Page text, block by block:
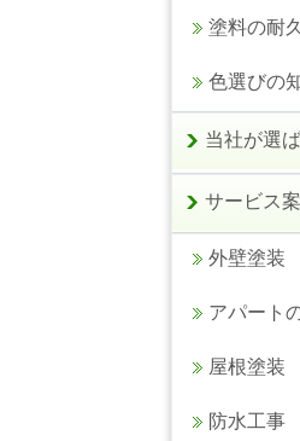
塗料の耐
色選びの
当社が選
サービス
外壁塗装
アパート
屋根塗装
防水工事